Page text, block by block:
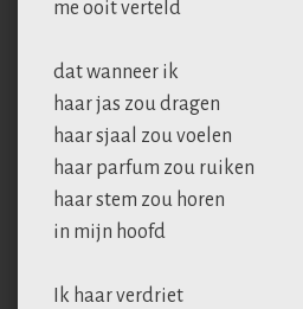
me ooit verteld
dat wanneer ik
haar jas zou dragen
haar sjaal zou voelen
haar parfum zou ruiken
haar stem zou horen
in mijn hoofd
Ik haar verdriet